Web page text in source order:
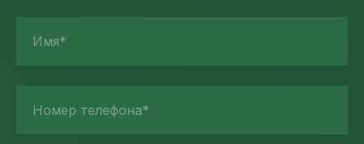
Имя*
Номер телефона*